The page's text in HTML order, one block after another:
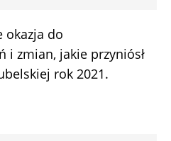
okazja do
i zmian, jakie przyniósł
rok 2021.